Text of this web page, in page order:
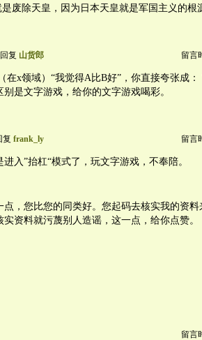
是废除天皇，因为日本天皇就是军国主义的根
复 山货郎 留言
在x领域）“我觉得A比B好”，你直接夸张成
别是文字游戏，给你的文字游戏喝彩。
frank_ly 留言
进入”抬杠“模式了，玩文字游戏，不奉陪。
点，您比您的同类好。您起码去核实我的资料
实资料就污蔑别人造谣，这一点，给你点赞。
留言